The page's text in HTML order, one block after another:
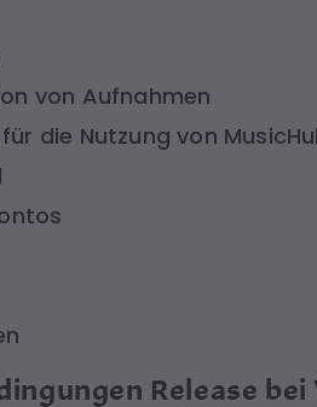
von Aufnahmen
die Nutzung von
Release